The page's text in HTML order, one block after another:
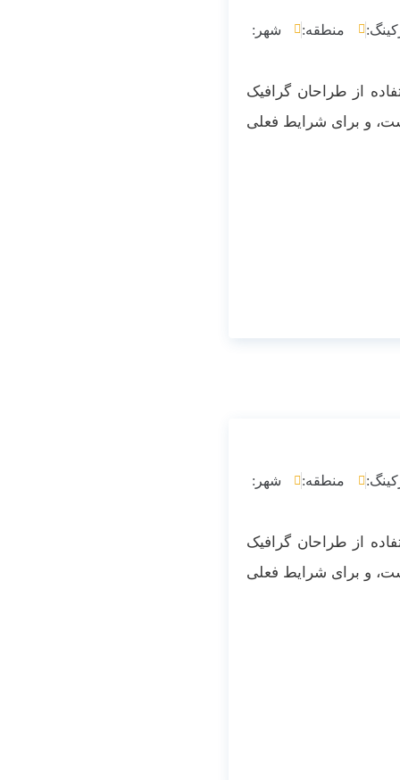
منطقه: شهر:
از طراحان گرافیک
و برای شرایط فعلی
منطقه: شهر:
از طراحان گرافیک
و برای شرایط فعلی